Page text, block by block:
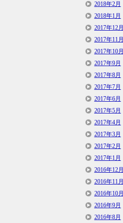
2018年2月
2018年1月
2017年12月
2017年11月
2017年10月
2017年9月
2017年8月
2017年7月
2017年6月
2017年5月
2017年4月
2017年3月
2017年2月
2017年1月
2016年12月
2016年11月
2016年10月
2016年9月
2016年8月